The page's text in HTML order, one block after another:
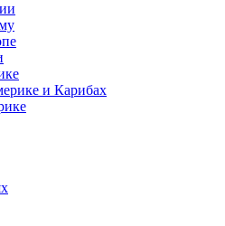
и Карибах